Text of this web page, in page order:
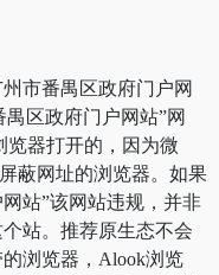
市番禺区政府门户网
区政府门户网站”网
览器打开的，因为微
蔽网址的浏览器。如果
站”该网站违规，并非
站。推荐原生态不会
浏览器，Alook浏览